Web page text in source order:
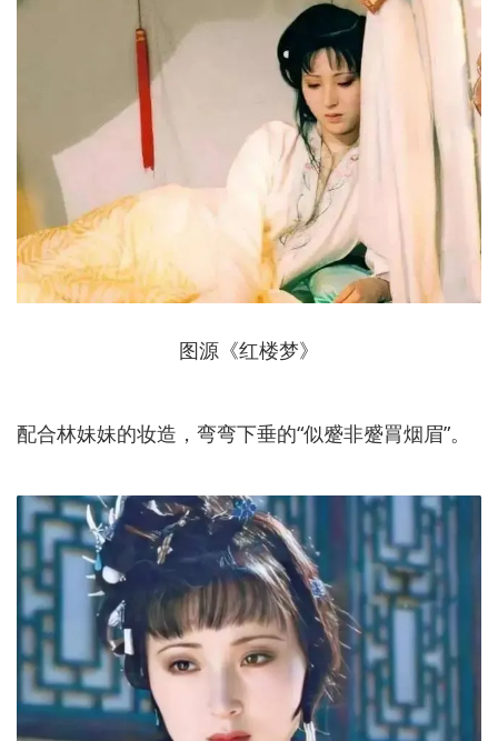
图源《红楼梦》
配合林妹妹的妆造，弯弯下垂的“似蹙非蹙罥烟眉”。